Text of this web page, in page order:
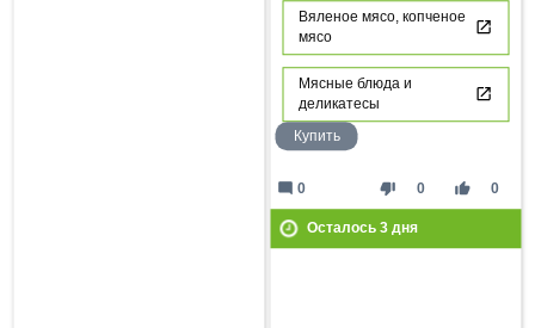
Вяленое мясо, копченое
мясо
Мясные блюда и
деликатесы
Купить
thumb_down 0 thumb_up 0
mode_comment 0
Осталось 3дня